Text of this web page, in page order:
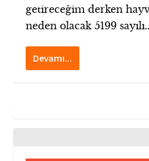
getireceğim derken
neden olacak 5199
Devamı…